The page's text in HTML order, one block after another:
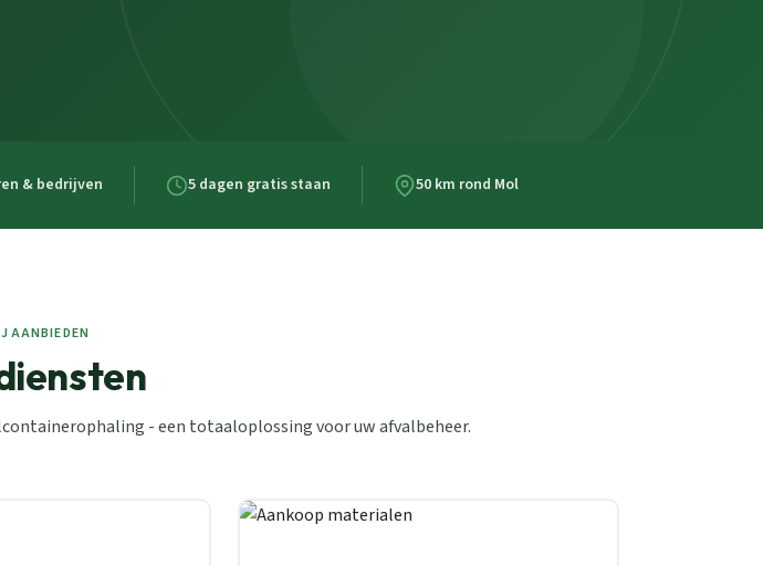
& bedrijven 5 dagen gratis staan 50 km rond Mol
AANBIEDEN
- een totaaloplossing voor uw afvalbeheer.